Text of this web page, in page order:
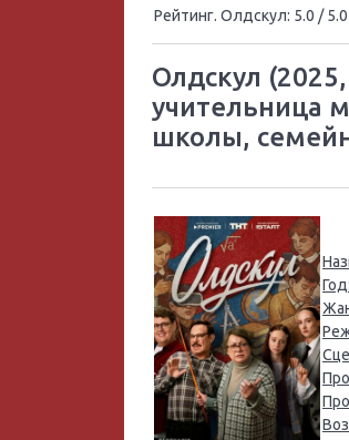
Рейтинг. Олдскул: 5.0 / 5.0
Олдскул
учительница
школы,
Год: